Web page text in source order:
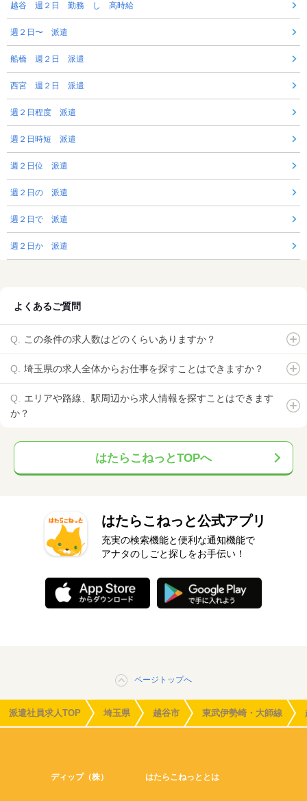
越谷 週２日 勤務 し 高時給
週２日〜 派遣
船橋 週２日 派遣
西宮 週２日 派遣
週２日程度 派遣
週２日時短 派遣
週２日位 派遣
週２日の 派遣
週２日で 派遣
週２日か 派遣
よくあるご質問
この条件の求人数はどのくらいありますか？
埼玉県の求人全体からお仕事を探すことはできますか？
エリアや路線、駅周辺から求人情報を探すことはできます
か？
はたらこねっとTOPへ
はたらこねっと公式アプリ
充実の検索機能と便利な通知機能で
アナタのしごと探しをお手伝い！
ページトップへ
派遣社員求人TOP 埼玉県 越谷市 東武伊勢崎・大師線
ディップ（株） はたらこねっととは